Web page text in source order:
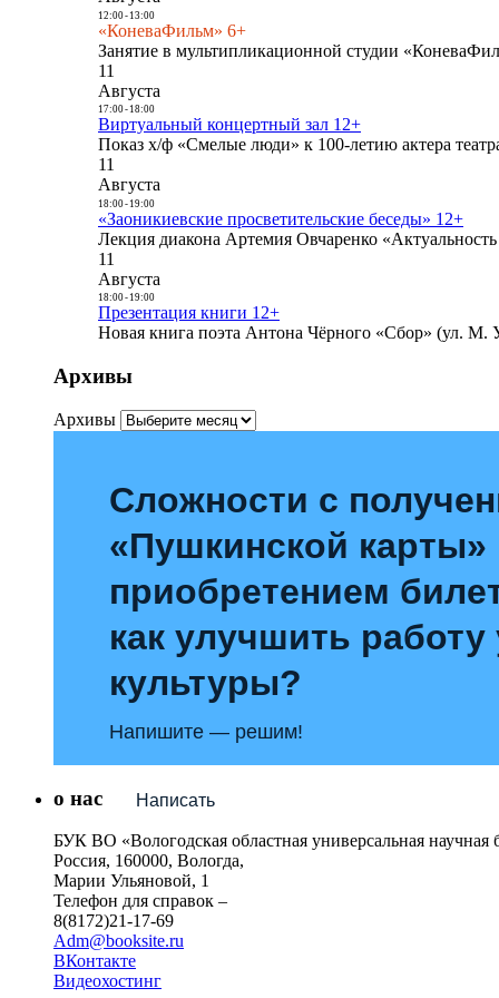
12:00- 13:00
«КоневаФильм» 6+
Занятие в мультипликационной студии
11
Августа
17:00- 18:00
Виртуальный концертный зал 12+
Показ х/ф «Смелые люди» к 100-летию актера
11
Августа
18:00- 19:00
«Заоникиевские просветительские беседы» 12+
Лекция диакона Артемия Овчаренко
11
Августа
18:00- 19:00
Презентация книги 12+
Новая книга поэта Антона Чёрного «Сбор» (ул. М.
Архивы
Архивы
Сложности с
«Пушкинской карты»
приобретением
как улучшить
культуры?
Напишите — решим!
Написать
о нас
БУК ВО «Вологодская областная универсальная научная
Россия, 160000, Вологда,
Марии Ульяновой, 1
Телефон для справок –
8(8172)21-17-69
Adm@booksite.ru
ВКонтакте
Видеохостинг